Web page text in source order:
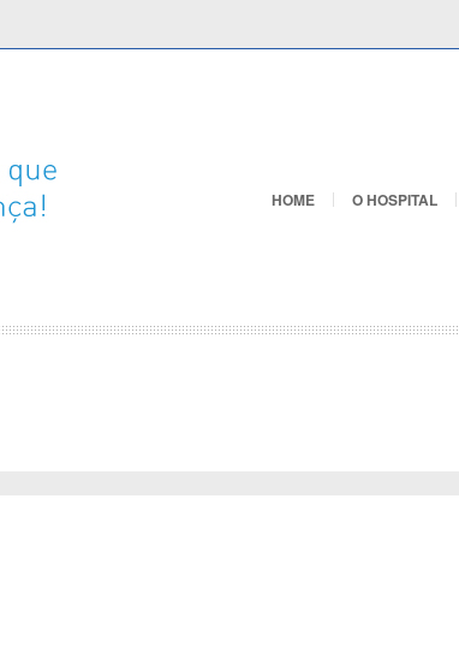
HOME O HOSPITAL